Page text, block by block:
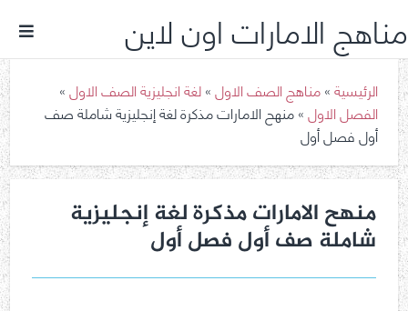
مناهج الامارات اون لاين
الرئيسية»مناهج الصف الاول»لغة انجليزية الصف الاول»
الفصل الاول»منهح الامارات مذكرة لغة إنجليزية شاملة صف
أول فصل أول
منهح الامارات مذكرة لغة إنجليزية
شاملة صف أول فصل أول